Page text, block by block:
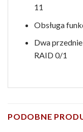
11
Obsługa
Dwa
RAID 0/1
PODOBNE